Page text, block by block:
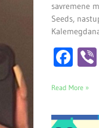
savremene
Seeds,
Read More »